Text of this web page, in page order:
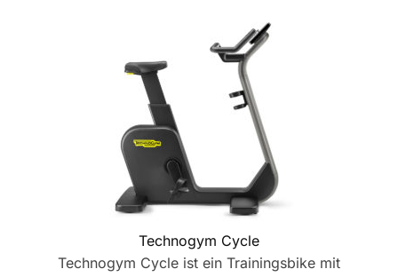
Technogym Cycle
Technogym Cycle ist ein Trainingsbike mit